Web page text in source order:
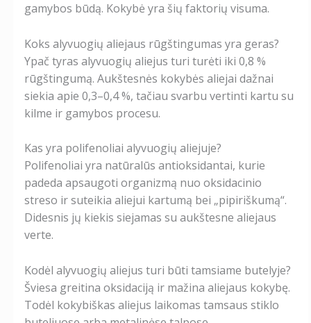
gamybos būdą. Kokybė yra šių faktorių visuma.
Koks alyvuogių aliejaus rūgštingumas yra geras?
Ypač tyras alyvuogių aliejus turi turėti iki 0,8 %
rūgštingumą. Aukštesnės kokybės aliejai dažnai
siekia apie 0,3–0,4 %, tačiau svarbu vertinti kartu su
kilme ir gamybos procesu.
Kas yra polifenoliai alyvuogių aliejuje?
Polifenoliai yra natūralūs antioksidantai, kurie
padeda apsaugoti organizmą nuo oksidacinio
streso ir suteikia aliejui kartumą bei „pipiriškumą“.
Didesnis jų kiekis siejamas su aukštesne aliejaus
verte.
Kodėl alyvuogių aliejus turi būti tamsiame butelyje?
Šviesa greitina oksidaciją ir mažina aliejaus kokybę.
Todėl kokybiškas aliejus laikomas tamsaus stiklo